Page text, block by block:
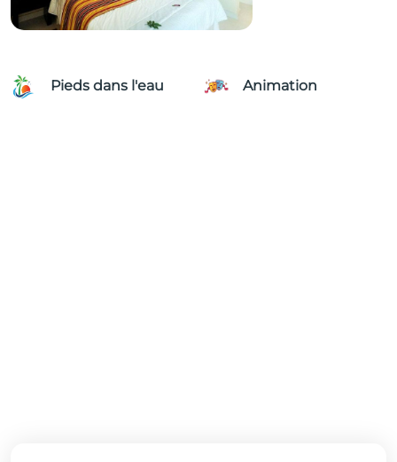
Pieds dans l'eau Animation